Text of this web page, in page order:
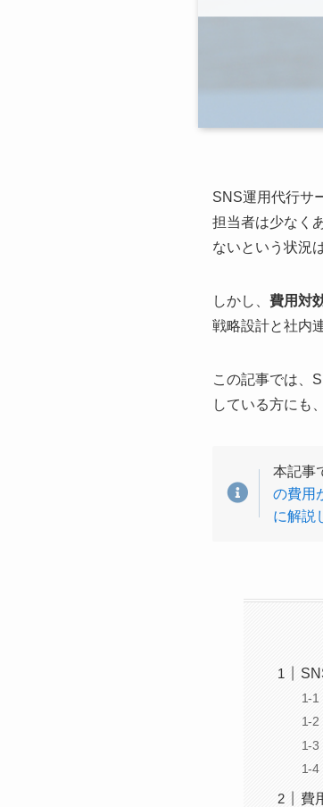
SNS運用代行サ
担当者は少なく
ないという状況
しかし、 費用対
戦略設計と社内
この記事では、
している方にも
本記事
の費用
に解説
費